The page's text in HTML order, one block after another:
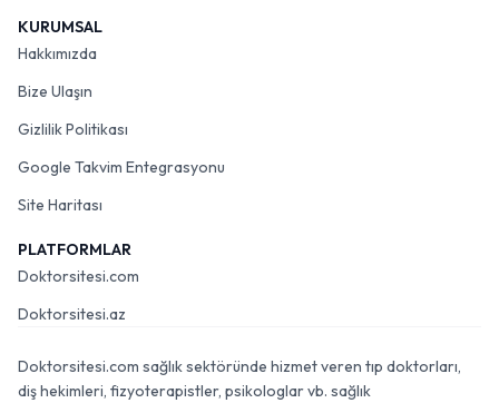
KURUMSAL
Hakkımızda
Bize Ulaşın
Gizlilik Politikası
Google Takvim Entegrasyonu
Site Haritası
PLATFORMLAR
Doktorsitesi.com
Doktorsitesi.az
Doktorsitesi.com sağlık sektöründe hizmet veren tıp doktorları,
diş hekimleri, fizyoterapistler, psikologlar vb. sağlık